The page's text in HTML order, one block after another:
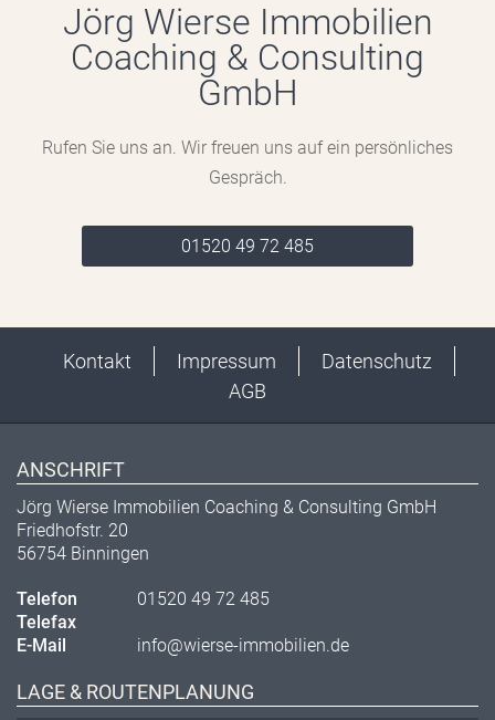
Jörg Wierse Immobilien
Coaching & Consulting
GmbH
Rufen Sie uns an. Wir freuen uns auf ein persönliches
Gespräch.
01520 49 72 485
Kontakt Impressum
Datenschutz
AGB
ANSCHRIFT
Jörg Wierse Immobilien Coaching & Consulting GmbH
Friedhofstr. 20
56754 Binningen
Telefon
01520 49 72 485
Telefax
E-Mail
info@wierse-immobilien.de
LAGE & ROUTENPLANUNG